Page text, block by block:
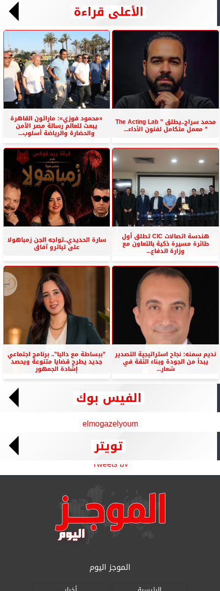
الأعلى قراءة
محمد سراج..يطلق ” The Acting Lab
” معمل متكامل لفنون الأداء...
«محمود فوزي»: ماراثون القاهرة
يبعث للعالم رسالة مصر الأمن
والحضارة والرياضة أسلوب...
هندسة اتصالات CIC تطلق أول
طائرة مسيرة ذكية بالتعاون مع
وزارة الدفاع...
سارة الحديدي..تواجه الجن زمباهولا
على تياترو آفاق
نديم سمنه: نجاح استراتيجية التصدير
يبدأ من الجودة وبناء الثقة في
شعار...
”ببساطة مع داليا”.. برنامج اجتماعي
جديد يطرح قضايا متنوعة ويحصد
إشادة الجمهور
الفيس بوك
elmogazelyoum
تويتر
Tweets by
الموجز اليوم